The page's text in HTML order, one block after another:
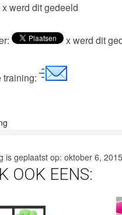
x werd dit gedeeld
x werd dit
training:
is geplaatst op:oktober 6, 2015
OOK EENS: